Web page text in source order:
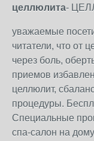
целлюлита-
уважаемые
читатели, что от
через боль,
приемов
целлюлит,
процедуры.
Специальные
спа-салон на